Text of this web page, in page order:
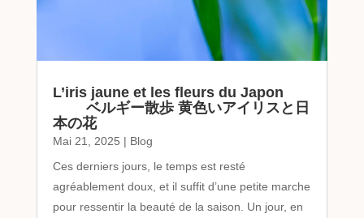
L’iris jaune et les fleurs du Japon
ベルギー散歩 黄色いアイリスと日
本の花
Mai 21, 2025 | Blog
Ces derniers jours, le temps est resté
agréablement doux, et il suffit d’une petite marche
pour ressentir la beauté de la saison. Un jour, en